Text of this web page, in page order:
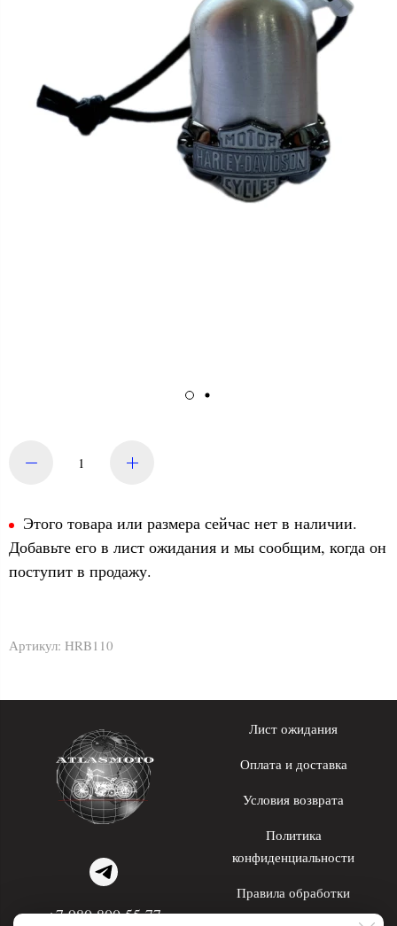
Этого товара или размера сейчас нет в наличии.
Добавьте его в лист ожидания и мы сообщим, когда он
поступит в продажу.
Артикул: HRB110
+7 980 800 55 77
Лист ожидания
Оплата и доставка
Условия возврата
Политика
конфиденциальности
Правила обработки
персональных данных